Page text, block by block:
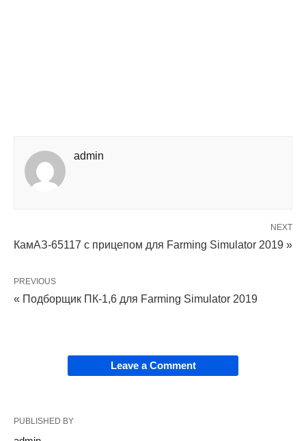
admin
NEXT
КамАЗ-65117 с прицепом для Farming Simulator 2019 »
PREVIOUS
« Подборщик ПК-1,6 для Farming Simulator 2019
Leave a Comment
PUBLISHED BY